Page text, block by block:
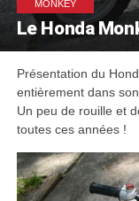
MONKEY
Le Honda
Présentation du
entièrement dans
Un peu de rouille et
toutes ces années !